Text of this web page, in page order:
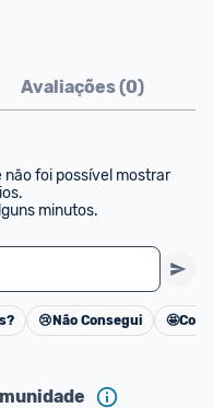
Avaliações (0)
não foi possível mostrar
minutos.
Cancelar
😢 Não Consegui 🤩